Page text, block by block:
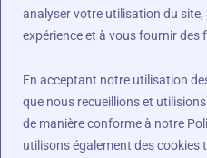
analyser votre utilisation du
expérience et à vous fournir des
En acceptant notre utilisation
que nous recueillions et
de manière conforme à notre
utilisons également des cookies